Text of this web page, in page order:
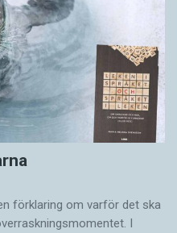
förklaring om varför det ska
I